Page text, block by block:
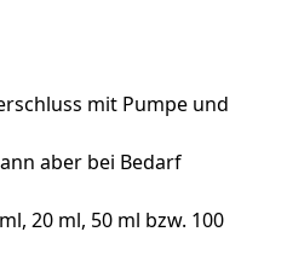
mit Pumpe und
aber bei Bedarf
20 ml, 50 ml bzw. 100